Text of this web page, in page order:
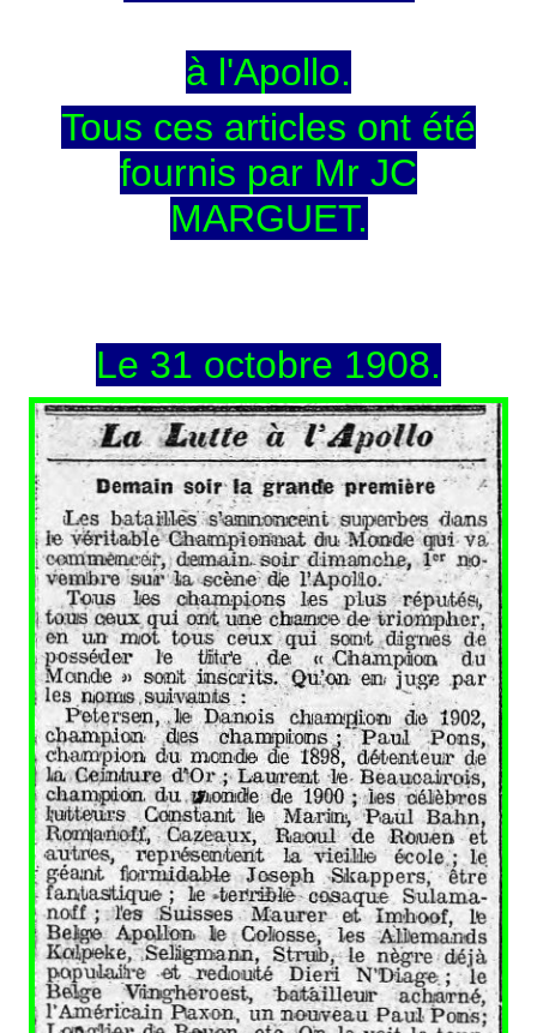
à l'Apollo.
Tous ces articles ont été
fournis par Mr JC
MARGUET.
Le 31 octobre 1908.